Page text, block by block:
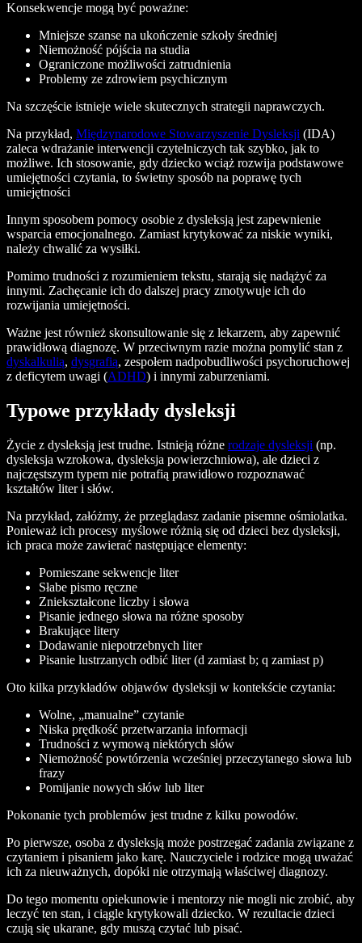
Konsekwencje mogą być poważne:
Mniejsze szanse na ukończenie szkoły średniej
Niemożność pójścia na studia
Ograniczone możliwości zatrudnienia
Problemy ze zdrowiem psychicznym
Na szczęście istnieje wiele skutecznych strategii naprawczych.
Na przykład, Międzynarodowe Stowarzyszenie Dysleksji (IDA)
zaleca wdrażanie interwencji czytelniczych tak szybko, jak to
możliwe. Ich stosowanie, gdy dziecko wciąż rozwija podstawowe
umiejętności czytania, to świetny sposób na poprawę tych
umiejętności
Innym sposobem pomocy osobie z dysleksją jest zapewnienie
wsparcia emocjonalnego. Zamiast krytykować za niskie wyniki,
należy chwalić za wysiłki.
Pomimo trudności z rozumieniem tekstu, starają się nadążyć za
innymi. Zachęcanie ich do dalszej pracy zmotywuje ich do
rozwijania umiejętności.
Ważne jest również skonsultowanie się z lekarzem, aby zapewnić
prawidłową diagnozę. W przeciwnym razie można pomylić stan z
dyskalkulią, dysgrafią, zespołem nadpobudliwości psychoruchowej
z deficytem uwagi (ADHD) i innymi zaburzeniami.
Typowe przykłady dysleksji
Życie z dysleksją jest trudne. Istnieją różne rodzaje dysleksji (np.
dysleksja wzrokowa, dysleksja powierzchniowa), ale dzieci z
najczęstszym typem nie potrafią prawidłowo rozpoznawać
kształtów liter i słów.
Na przykład, załóżmy, że przeglądasz zadanie pisemne ośmiolatka.
Ponieważ ich procesy myślowe różnią się od dzieci bez dysleksji,
ich praca może zawierać następujące elementy:
Pomieszane sekwencje liter
Słabe pismo ręczne
Zniekształcone liczby i słowa
Pisanie jednego słowa na różne sposoby
Brakujące litery
Dodawanie niepotrzebnych liter
Pisanie lustrzanych odbić liter (d zamiast b; q zamiast p)
Oto kilka przykładów objawów dysleksji w kontekście czytania:
Wolne, „manualne” czytanie
Niska prędkość przetwarzania informacji
Trudności z wymową niektórych słów
Niemożność powtórzenia wcześniej przeczytanego słowa lub
frazy
Pomijanie nowych słów lub liter
Pokonanie tych problemów jest trudne z kilku powodów.
Po pierwsze, osoba z dysleksją może postrzegać zadania związane z
czytaniem i pisaniem jako karę. Nauczyciele i rodzice mogą uważać
ich za nieuważnych, dopóki nie otrzymają właściwej diagnozy.
Do tego momentu opiekunowie i mentorzy nie mogli nic zrobić, aby
leczyć ten stan, i ciągle krytykowali dziecko. W rezultacie dzieci
czują się ukarane, gdy muszą czytać lub pisać.